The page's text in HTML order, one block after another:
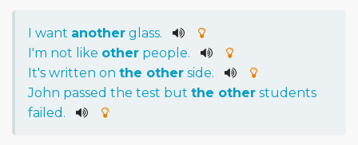
I want another glass.
I'm not like other people.
It's written on the other side.
John passed the test but the other students
failed .